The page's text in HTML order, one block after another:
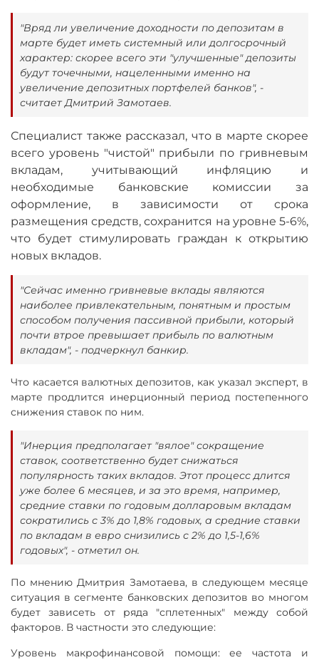
"Вряд ли увеличение доходности по депозитам в
марте будет иметь системный или долгосрочный
характер: скорее всего эти "улучшенные" депозиты
будут точечными, нацеленными именно на
увеличение депозитных портфелей банков", -
считает Дмитрий Замотаев.
Специалист также рассказал, что в марте скорее
всего уровень "чистой" прибыли по гривневым
вкладам, учитывающий инфляцию и
необходимые банковские комиссии за
оформление, в зависимости от срока
размещения средств, сохранится на уровне 5-6%,
что будет стимулировать граждан к открытию
новых вкладов.
"Сейчас именно гривневые вклады являются
наиболее привлекательным, понятным и простым
способом получения пассивной прибыли, который
почти втрое превышает прибыль по валютным
вкладам", - подчеркнул банкир.
Что касается валютных депозитов, как указал эксперт, в
марте продлится инерционный период постепенного
снижения ставок по ним.
"Инерция предполагает "вялое" сокращение
ставок, соответственно будет снижаться
популярность таких вкладов. Этот процесс длится
уже более 6 месяцев, и за это время, например,
средние ставки по годовым долларовым вкладам
сократились с 3% до 1,8% годовых, а средние ставки
по вкладам в евро снизились с 2% до 1,5-1,6%
годовых", - отметил он.
По мнению Дмитрия Замотаева, в следующем месяце
ситуация в сегменте банковских депозитов во многом
будет зависеть от ряда "сплетенных" между собой
факторов. В частности это следующие:
Уровень макрофинансовой помощи: ее частота и